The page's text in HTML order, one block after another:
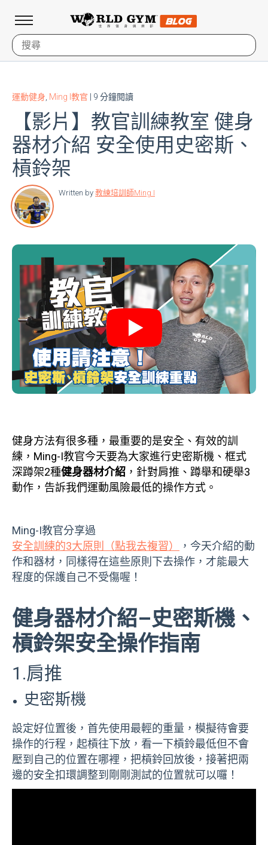
運動健身 Ming I教官 | 9 分鐘閱讀
【影片】教官訓練教室 健身
器材介紹 安全使用史密斯、
槓鈴架
Written by 教練培訓師Ming I
健身方法有很多種，最重要的是安全、有效的訓
練，Ming-I教官今天要為大家進行史密斯機、框式
深蹲架2種健身器材介紹 ，針對肩推、蹲舉和硬舉3
動作，告訴我們運動風險最低的操作方式。
Ming-I教官分享過
安全訓練的3大原則（點我去複習）
，今天介紹的動
作和器材，同樣得在這些原則下去操作，才能最大
程度的保護自己不受傷喔！
健身器材介紹–史密斯機、
槓鈴架安全操作指南
1.肩推
史密斯機
設定好位置後，首先使用最輕的重量，模擬待會要
操作的行程，起槓往下放，看一下槓鈴最低但不會
壓到自己的位置在哪裡，把槓鈴回放後，接著把兩
邊的安全扣環調整到剛剛測試的位置就可以囉！